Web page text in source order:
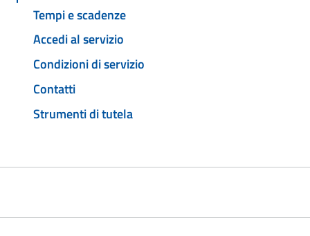
Tempi e scadenze
Accedi al servizio
Condizioni di servizio
Contatti
Strumenti di tutela